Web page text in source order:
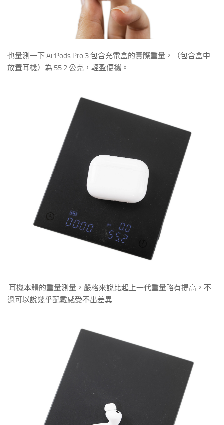
也量測一下 AirPods Pro 3 包含充電盒的實際重量，（包含盒中
放置耳機）為 55.2 公克，輕盈便攜。
耳機本體的重量測量，嚴格來說比起上一代重量略有提高，不
過可以說幾乎配戴感受不出差異